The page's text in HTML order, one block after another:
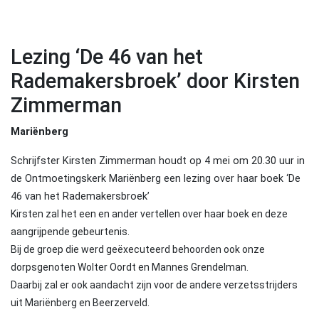
Lezing ‘De 46 van het
Rademakersbroek’ door Kirsten
Zimmerman
Mariënberg
Schrijfster Kirsten Zimmerman houdt op 4 mei om 20.30 uur in
de Ontmoetingskerk Mariënberg een lezing over haar boek ‘De
46 van het Rademakersbroek’
Kirsten zal het een en ander vertellen over haar boek en deze
aangrijpende gebeurtenis.
Bij de groep die werd geëxecuteerd behoorden ook onze
dorpsgenoten Wolter Oordt en Mannes Grendelman.
Daarbij zal er ook aandacht zijn voor de andere verzetsstrijders
uit Mariënberg en Beerzerveld.